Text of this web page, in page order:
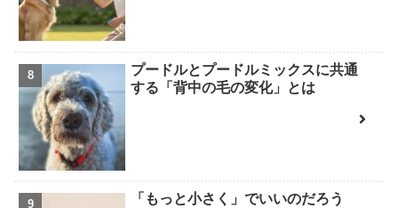
プードルとプードルミックスに共通
する「背中の毛の変化」とは
「もっと小さく」でいいのだろう